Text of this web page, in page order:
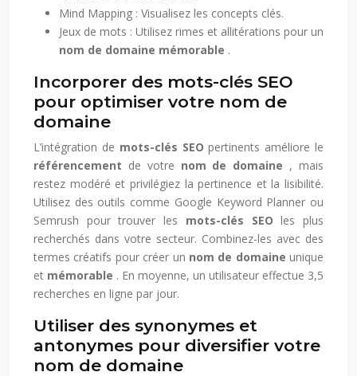
Mind Mapping : Visualisez les concepts clés.
Jeux de mots : Utilisez rimes et allitérations pour un
nom de domaine mémorable .
Incorporer des mots-clés SEO
pour optimiser votre nom de
domaine
L’intégration de mots-clés SEOpertinents améliore le
référencement de votre nom de domaine , mais
restez modéré et privilégiez la pertinence et la lisibilité.
Utilisez des outils comme Google Keyword Planner ou
Semrush pour trouver les mots-clés SEOles plus
recherchés dans votre secteur. Combinez-les avec des
termes créatifs pour créer un nom de domaine unique
et mémorable . En moyenne, un utilisateur effectue 3,5
recherches en ligne par jour.
Utiliser des synonymes et
antonymes pour diversifier votre
nom de domaine